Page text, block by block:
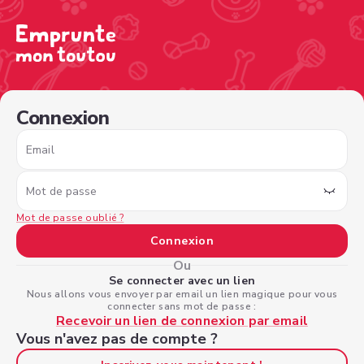
Connexion
Email
Mot de passe
Mot de passe oublié ?
Connexion
Ou
Se connecter avec un lien
Nous allons vous envoyer par email un lien magique pour vous
connecter sans mot de passe :
Recevoir un lien de connexion par email
Vous n'avez pas de compte ?
/sign-in?nextPage=%2Fview-profile%2F1a294fc3-3af8-